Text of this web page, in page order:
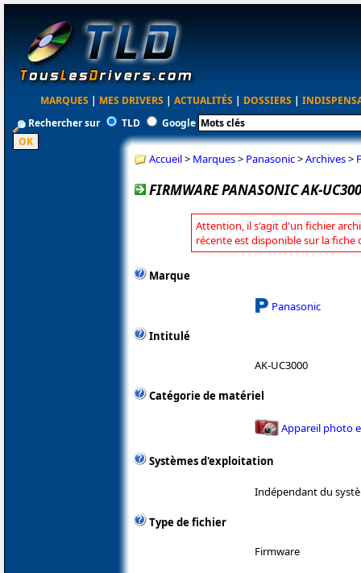
MARQUES | MES DRIVERS | ACTUALITÉS | DOSSIERS |
Rechercher sur
TLD Google
Accueil> Marques> Panasonic>Archives>
FIRMWARE PANASONIC AK-
Attention, il s'agit d'un fichier
récente est disponible sur la fiche
Marque
Panasonic
Intitulé
AK-UC3000
Catégorie de matériel
Appareil photo
Systèmes d'exploitation
Indépendant du
Type de fichier
Firmware